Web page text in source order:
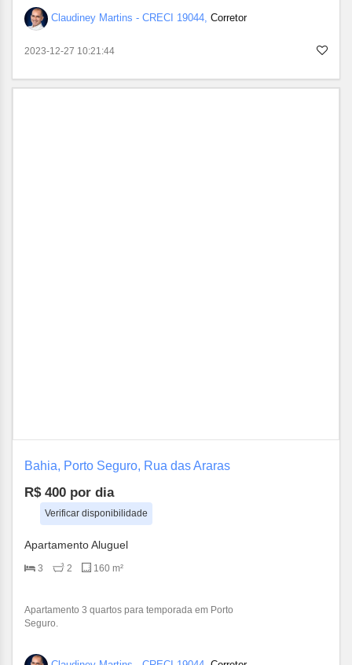
Claudiney Martins - CRECI 19044, Corretor
2023-12-27 10:21:44
Bahia, Porto Seguro, Rua das Araras
R$ 400 por dia
Verificar disponibilidade
Apartamento Aluguel
3 2 160 m²
Apartamento 3 quartos para temporada em Porto
Seguro.